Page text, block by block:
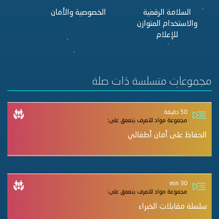
الخصوصية والأمان
السلامة الرقمية
والاستخدام المتوازن
للإعلام
مجموعات متسلسة ذات صلة
50 دقيقة
مجموعة مواد للتعرف بتعمق على:
الحفاظ على أمان أطفالي
30 min
مجموعة مواد للتعرف بتعمق على:
سلسلة مقابلات الخبراء